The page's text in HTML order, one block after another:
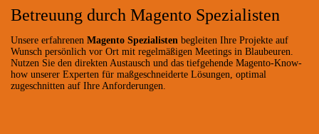
Betreuung durch Magento Spezialisten
Unsere erfahrenen Magento Spezialisten begleiten Ihre Projekte auf
Wunsch persönlich vor Ort mit regelmäßigen Meetings in Blaubeuren.
Nutzen Sie den direkten Austausch und das tiefgehende Magento-Know-
how unserer Experten für maßgeschneiderte Lösungen, optimal
zugeschnitten auf Ihre Anforderungen.